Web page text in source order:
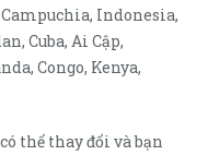
Indonesia,
Cuba, Ai Cập,
Congo, Kenya,
thể thay đổi và bạn